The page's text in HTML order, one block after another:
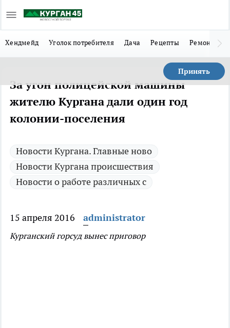
Хендмейд Уголок потребителя Дача Рецепты Ремонт
Принять
За угон полицейской машины
жителю Кургана дали один год
колонии-поселения
Новости Кургана. Главные ново
Новости Кургана происшествия
Новости о работе различных с
15 апреля 2016 administrator
Курганский горсуд вынес приговор